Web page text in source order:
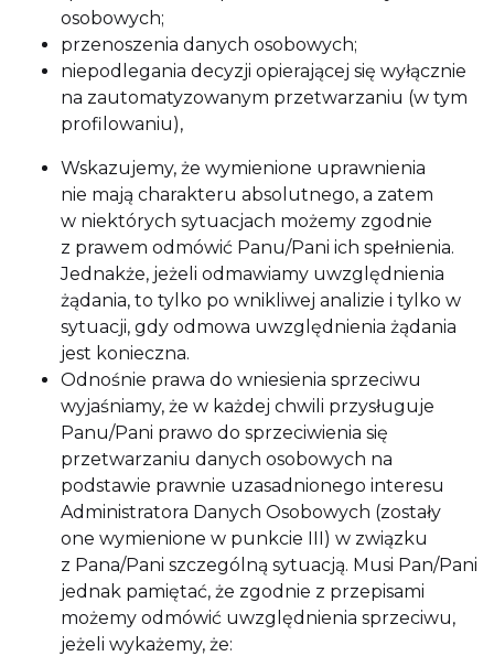
osobowych;
przenoszenia danych osobowych;
niepodlegania decyzji opierającej się wyłącznie
na zautomatyzowanym przetwarzaniu (w tym
profilowaniu),
Wskazujemy, że wymienione uprawnienia
nie mają charakteru absolutnego, a zatem
w niektórych sytuacjach możemy zgodnie
z prawem odmówić Panu/Pani ich spełnienia.
Jednakże, jeżeli odmawiamy uwzględnienia
żądania, to tylko po wnikliwej analizie i tylko w
sytuacji, gdy odmowa uwzględnienia żądania
jest konieczna.
Odnośnie prawa do wniesienia sprzeciwu
wyjaśniamy, że w każdej chwili przysługuje
Panu/Pani prawo do sprzeciwienia się
przetwarzaniu danych osobowych na
podstawie prawnie uzasadnionego interesu
Administratora Danych Osobowych (zostały
one wymienione w punkcie III) w związku
z Pana/Pani szczególną sytuacją. Musi Pan/Pani
jednak pamiętać, że zgodnie z przepisami
możemy odmówić uwzględnienia sprzeciwu,
jeżeli wykażemy, że: